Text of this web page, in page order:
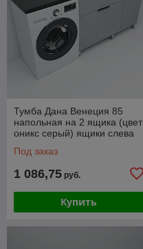
Тумба Дана Венеция 85
напольная на 2 ящика (цвет
оникс серый) ящики слева
стиральной
Под заказ
1 086,75 руб.
Купить